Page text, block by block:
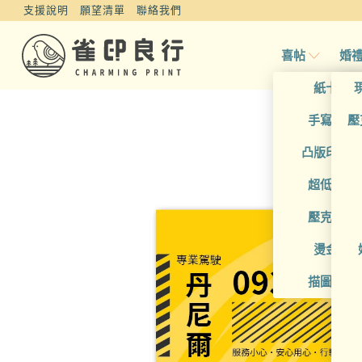
支援說明 願望清單 聯絡我們
喜帖
紙卡喜帖
手寫風喜
凸版印刷
超低價喜
壓克力喜
燙金喜帖
描圖紙喜
婚